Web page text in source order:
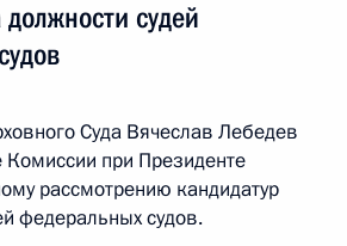
судей
Суда Вячеслав Лебедев
Комиссии при Президенте
рассмотрению кандидатур
федеральных судов.